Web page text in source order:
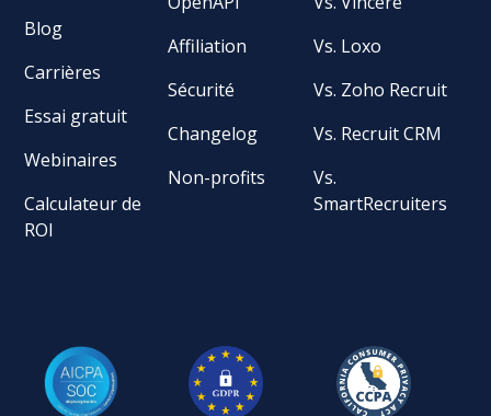
Blog
Carrières
Essai gratuit
Webinaires
Calculateur de
ROI
Affiliation
Sécurité
Changelog
Non-profits
Vs. Loxo
Vs. Zoho Recruit
Vs. Recruit CRM
Vs.
SmartRecruiters